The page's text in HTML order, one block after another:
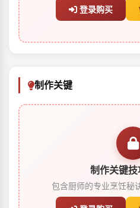
登录购买
制作关键
制作关键
包含厨师的专业烹饪秘